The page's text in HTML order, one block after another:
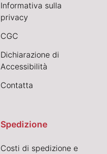
Informativa sulla
privacy
CGC
Dichiarazione di
Accessibilità
Contatta
Spedizione
Costi di spedizione e